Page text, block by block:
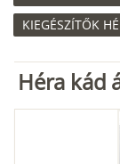
KIEGÉSZÍTŐK
Héra kád